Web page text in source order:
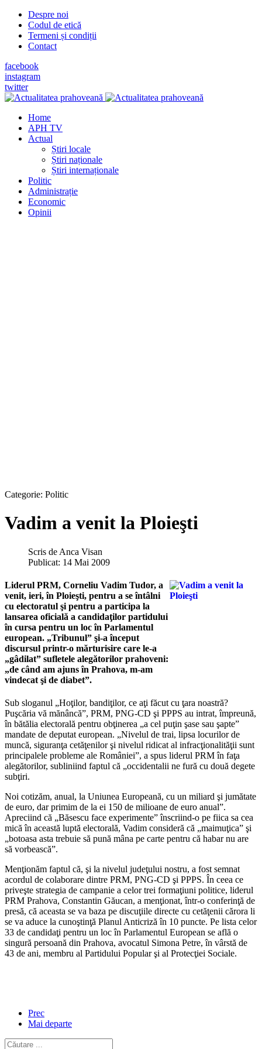
Despre noi
Codul de etică
Termeni și condiții
Contact
facebook
instagram
twitter
Home
APH TV
Actual
Știri locale
Știri naționale
Știri internaționale
Politic
Administrație
Economic
Opinii
Categorie: Politic
Vadim a venit la Ploieşti
Scris de Anca Visan
Publicat: 14 Mai 2009
Liderul PRM, Corneliu Vadim Tudor, a
venit, ieri, în Ploieşti, pentru a se întâlni
cu electoratul şi pentru a participa la
lansarea oficială a candidaţilor partidului
în cursa pentru un loc în Parlamentul
european. „Tribunul” şi-a început
discursul printr-o mărturisire care le-a
„gâdilat” sufletele alegătorilor prahoveni:
„de când am ajuns în Prahova, m-am
vindecat şi de diabet”.
Sub sloganul „Hoţilor, bandiţilor, ce aţi făcut cu ţara noastră?
Puşcăria vă mănâncă”, PRM, PNG-CD şi PPPS au intrat, împreună,
în bătălia electorală pentru obţinerea „a cel puţin şase sau şapte”
mandate de deputat european. „Nivelul de trai, lipsa locurilor de
muncă, siguranţa cetăţenilor şi nivelul ridicat al infracţionalităţii sunt
principalele probleme ale României”, a spus liderul PRM în faţa
alegătorilor, subliniind faptul că „occidentalii ne fură cu două degete
subţiri.
Noi cotizăm, anual, la Uniunea Europeană, cu un miliard şi jumătate
de euro, dar primim de la ei 150 de milioane de euro anual”.
Apreciind că „Băsescu face experimente” înscriind-o pe fiica sa cea
mică în această luptă electorală, Vadim consideră că „maimuţica” şi
„botoasa asta trebuie să pună mâna pe carte pentru că habar nu are
să vorbească”.
Menţionăm faptul că, şi la nivelul judeţului nostru, a fost semnat
acordul de colaborare dintre PRM, PNG-CD şi PPPS. În ceea ce
priveşte strategia de campanie a celor trei formaţiuni politice, liderul
PRM Prahova, Constantin Găucan, a menţionat, într-o conferinţă de
presă, că aceasta se va baza pe discuţiile directe cu cetăţenii cărora li
se va aduce la cunoştinţă Planul Anticriză în 10 puncte. Pe lista celor
33 de candidaţi pentru un loc în Parlamentul European se află o
singură persoană din Prahova, avocatul Simona Petre, în vârstă de
43 de ani, membru al Partidului Popular şi al Protecţiei Sociale.
Prec
Mai departe